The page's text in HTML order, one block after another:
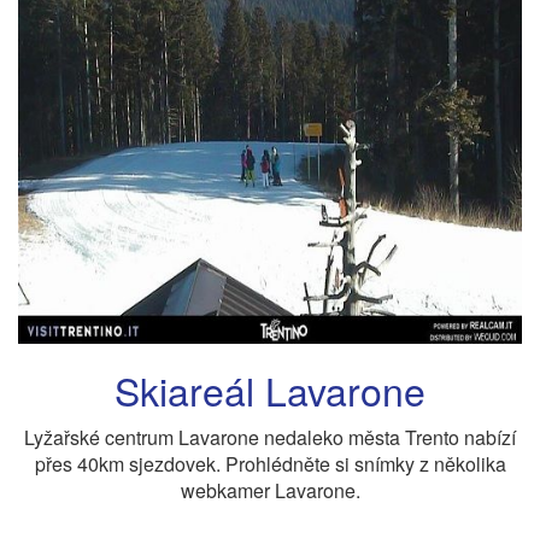
Skiareál Lavarone
Lyžařské centrum Lavarone nedaleko města Trento nabízí
přes 40km sjezdovek. Prohlédněte si snímky z několika
webkamer Lavarone.